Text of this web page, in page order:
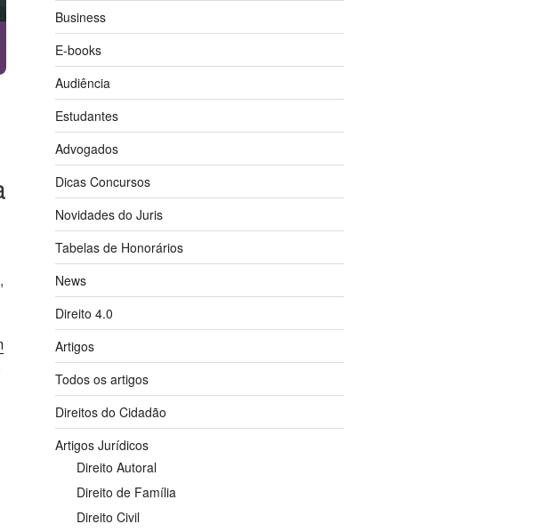
,
Business
E-books
Audiência
Estudantes
Advogados
Dicas Concursos
Novidades do Juris
Tabelas de Honorários
News
Direito 4.0
Artigos
Todos os artigos
Direitos do Cidadão
Artigos Jurídicos
Direito Autoral
Direito de Família
Direito Civil